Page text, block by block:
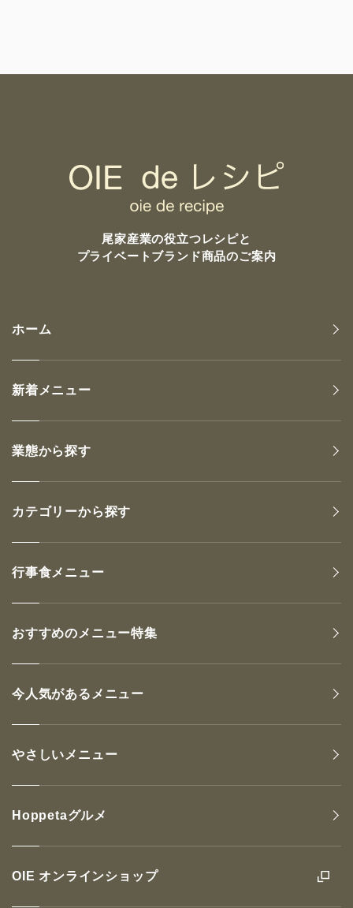
尾家産業の役立つレシピと
プライベートブランド商品のご案内
OIE オンラインショップ
ホーム
新着メニュー
業態から探す
カテゴリーから探す
行事食メニュー
おすすめのメニュー特集
今人気があるメニュー
やさしいメニュー
Hoppetaグルメ